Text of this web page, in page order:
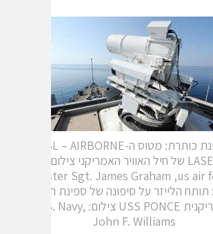
תמונת כותרת: מטוס ה-ABL – AIRBORNE
LASER של חיל האוויר האמריקני צילום:
Master Sgt. James Graham ,us air
תותח הלייזר על סיפונה של ספינת הקרב
האמריקנית USS PONCE צילום: U.S. Navy,
John F. Williams